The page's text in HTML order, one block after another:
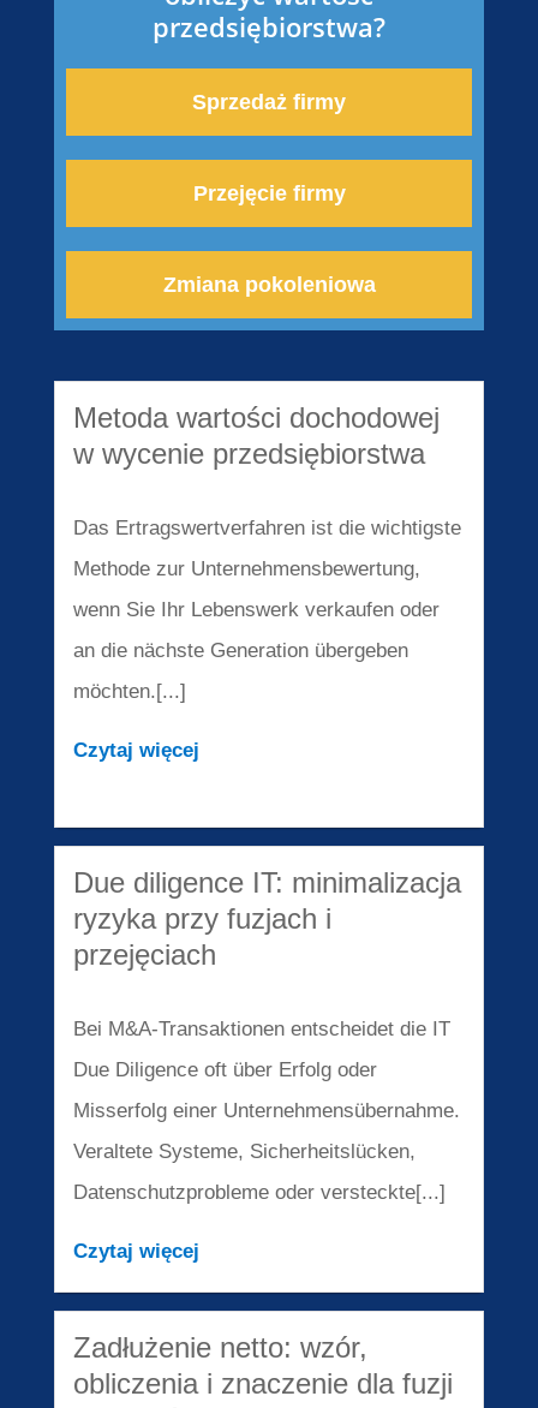
przedsiębiorstwa?
Sprzedaż firmy
Przejęcie firmy
Zmiana pokoleniowa
Metoda wartości dochodowej
w wycenie przedsiębiorstwa
Das Ertragswertverfahren ist die wichtigste
Methode zur Unternehmensbewertung,
wenn Sie Ihr Lebenswerk verkaufen oder
an die nächste Generation übergeben
möchten.[...]
Czytaj więcej
Due diligence IT: minimalizacja
ryzyka przy fuzjach i
przejęciach
Bei M&A-Transaktionen entscheidet die IT
Due Diligence oft über Erfolg oder
Misserfolg einer Unternehmensübernahme.
Veraltete Systeme, Sicherheitslücken,
Datenschutzprobleme oder versteckte[...]
Czytaj więcej
Zadłużenie netto: wzór,
obliczenia i znaczenie dla fuzji